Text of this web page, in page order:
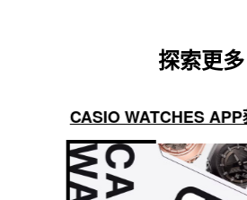
探索更多
CASIO WATCHES APP